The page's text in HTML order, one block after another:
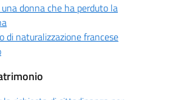
donna che ha perduto la
di naturalizzazione francese